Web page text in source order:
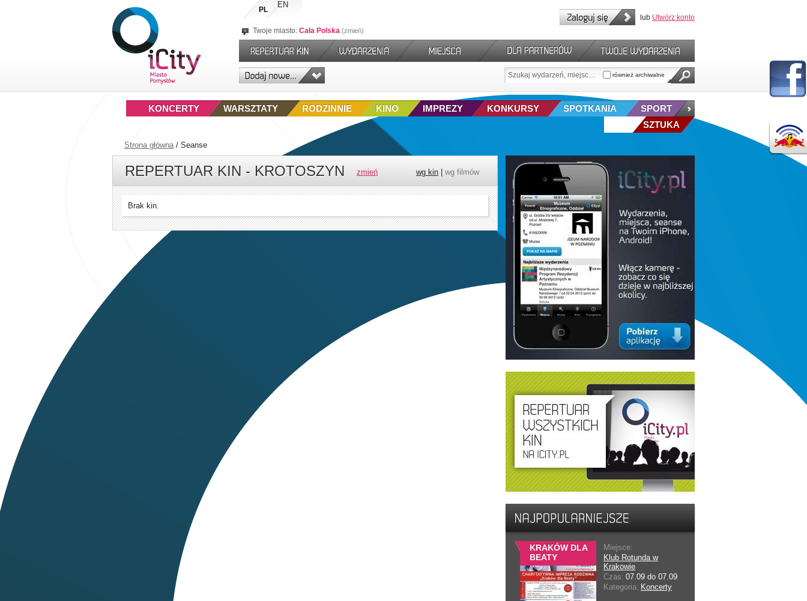
lub Utwórz konto
PL
EN
Twoje miasto: Cała Polska zmień
również archiwalne
SPORT
SPOTKANIA
KONKURSY
IMPREZY
KINO
RODZINNIE
WARSZTATY
KONCERTY
SZTUKA
Strona główna/ Seanse
REPERTUAR KIN - KROTOSZYN zmień wg kin wg filmów
Brak kin.
KRAKÓW DLA
BEATY
Miejsce:
Klub Rotunda w
Krakowie
Czas: 07.09 do 07.09
Kategoria: Koncerty